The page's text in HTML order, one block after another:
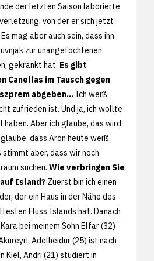
der letzten Saison laborierte
von der er sich jetzt
mag aber auch sein, dass ihn
zur unangefochtenen
gekränkt hat. Es gibt
Canellas im Tausch gegen
abgeben... Ich weiß,
zufrieden ist. Und ja, ich wollte
haben. Aber ich glaube, das wird
dass Aron heute weiß,
aber, dass wir noch
suchen. Wie verbringen Sie
Island? Zuerst bin ich einen
der ein Haus in der Nähe des
Fluss Islands hat. Danach
bei meinem Sohn Elfar (32)
Adelheidur (25) ist nach
Kiel, Andri (21) studiert in